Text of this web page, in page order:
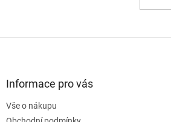
Informace pro vás
Vše o nákupu